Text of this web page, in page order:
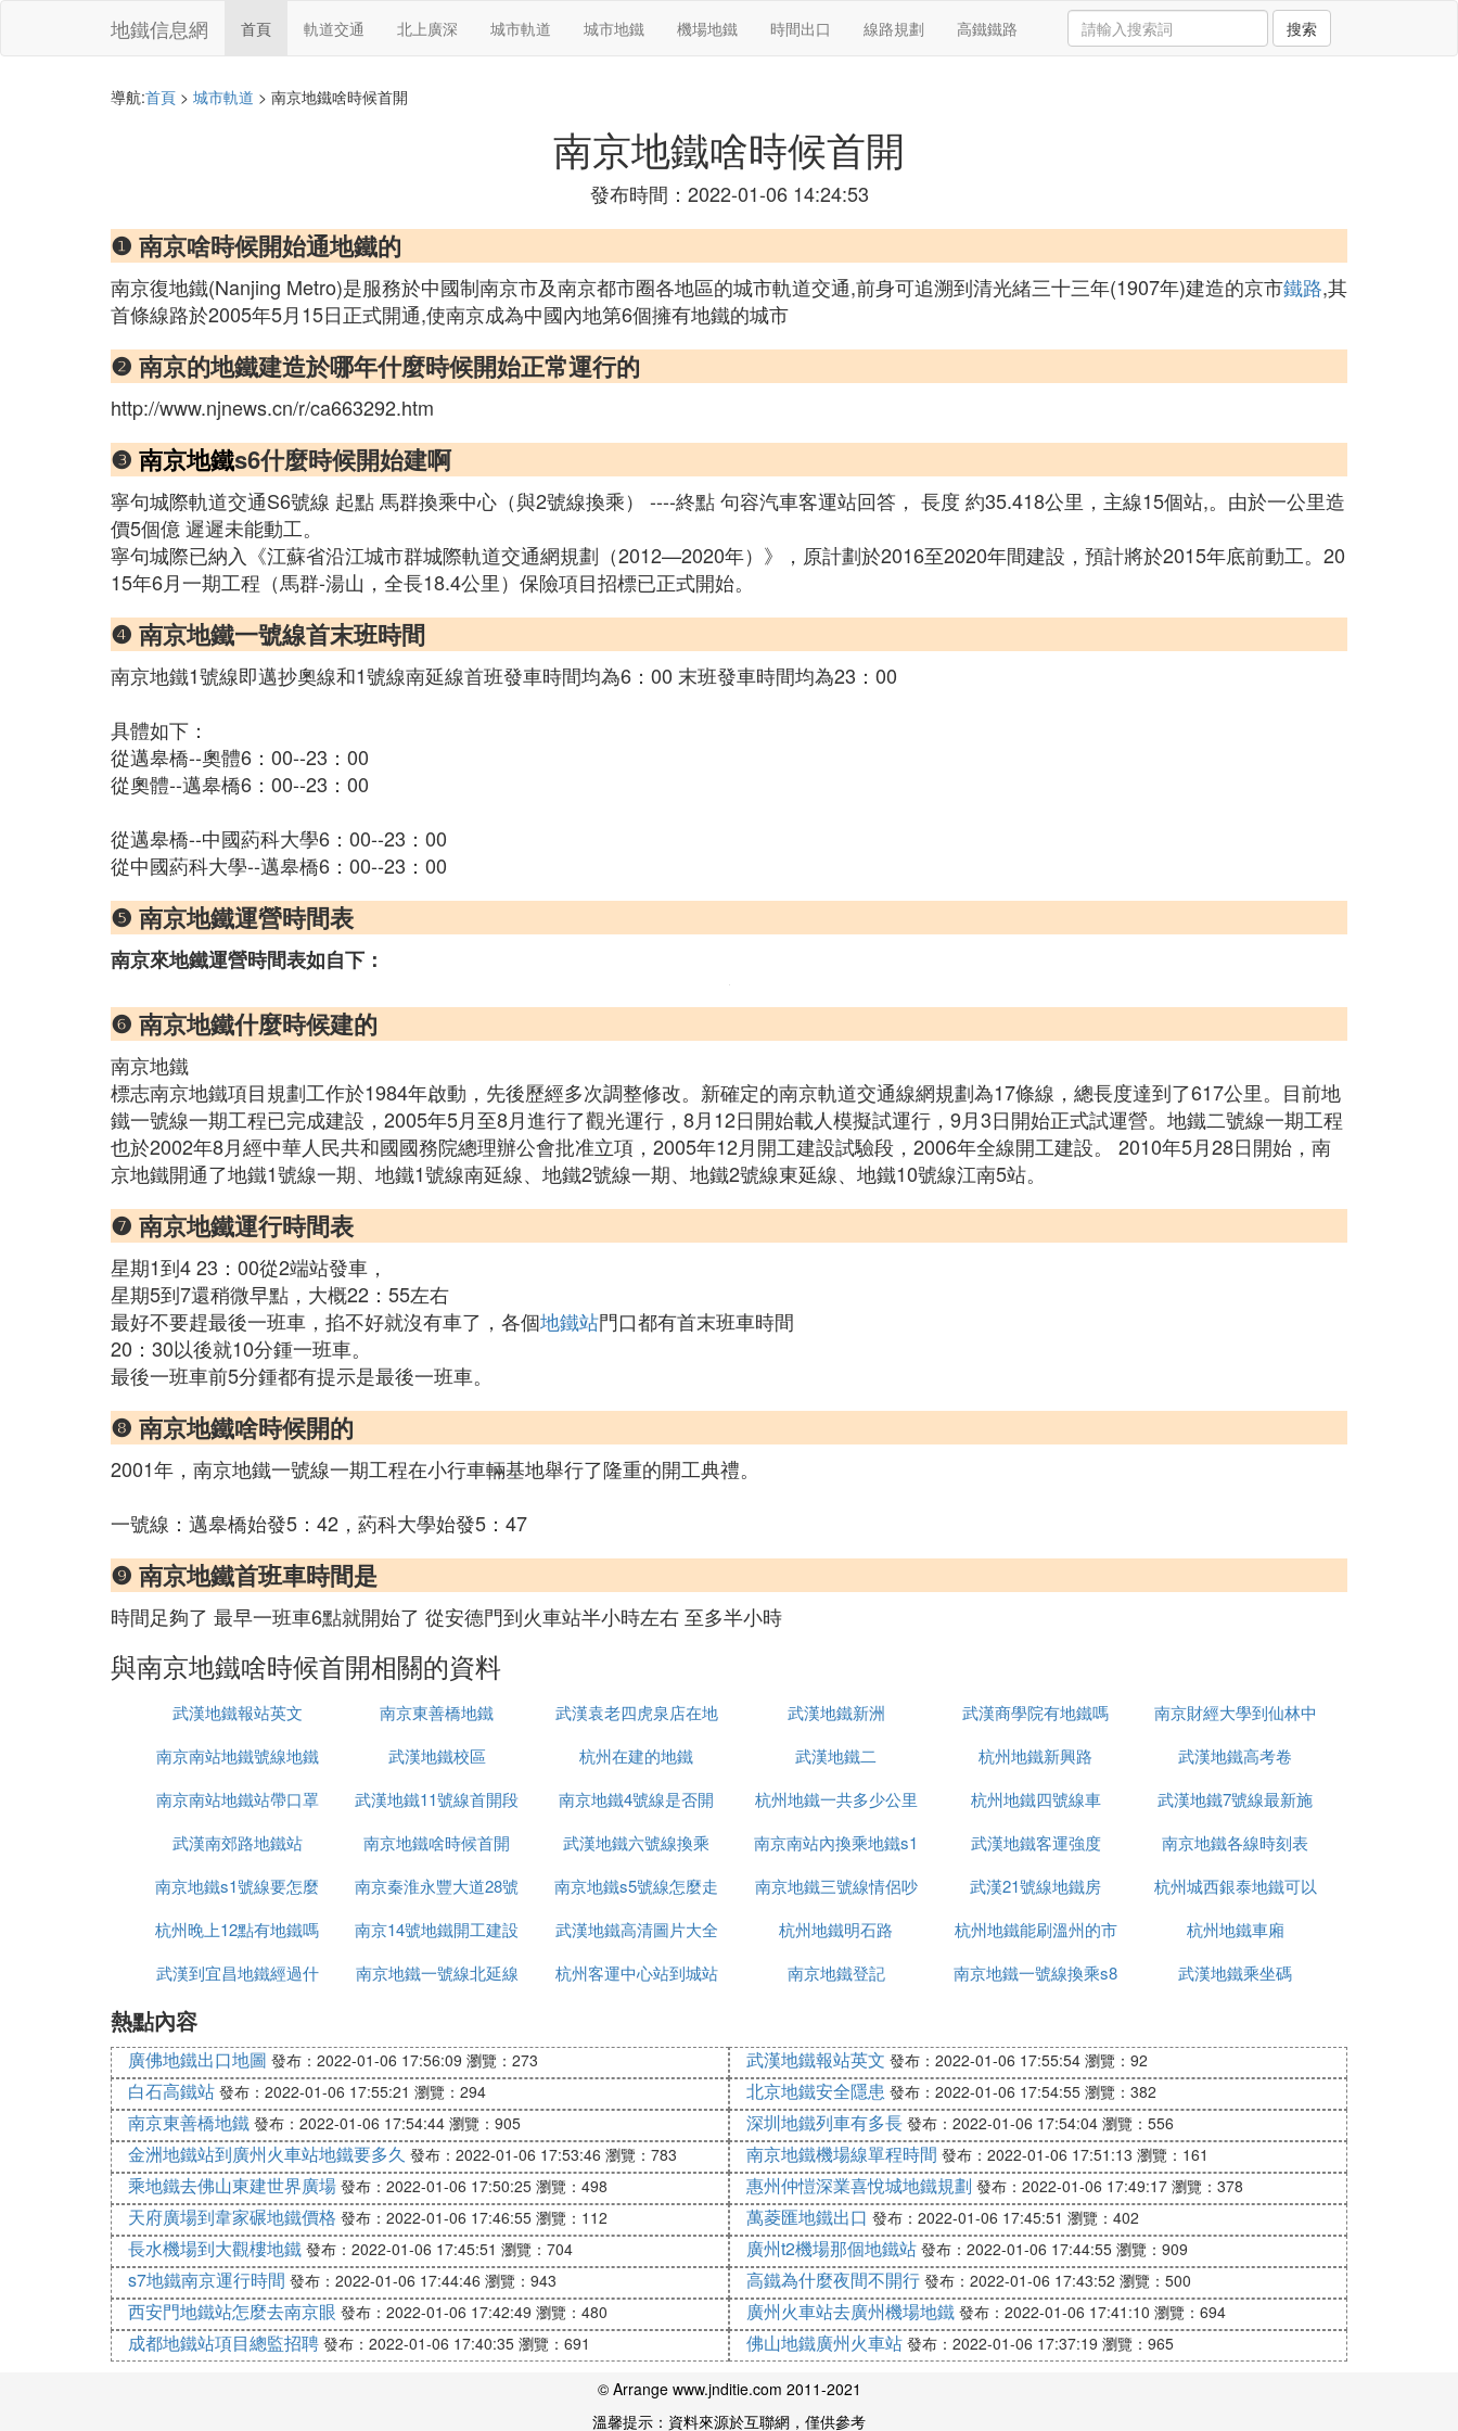
地鐵信息網 首頁 軌道交通 北上廣深 城市軌道 城市地鐵 機場地鐵 時間出口 線路規劃 高鐵鐵路 搜索
導航:首頁 > 城市軌道 > 南京地鐵啥時候首開
南京地鐵啥時候首開
發布時間：2022-01-06 14:24:53
❶ 南京啥時候開始通地鐵的
南京復地鐵(Nanjing Metro)是服務於中國制南京市及南京都市圈各地區的城市軌道交通,前身可追溯到清光緒三十三年(1907年)建造的京市鐵路,其
首條線路於2005年5月15日正式開通,使南京成為中國內地第6個擁有地鐵的城市
❷ 南京的地鐵建造於哪年什麼時候開始正常運行的
http://www.njnews.cn/r/ca663292.htm
❸ 南京地鐵s6什麼時候開始建啊
寧句城際軌道交通S6號線 起點 馬群換乘中心（與2號線換乘） ----終點 句容汽車客運站回答， 長度 約35.418公里，主線15個站,。由於一公里造
價5個億 遲遲未能動工。
寧句城際已納入《江蘇省沿江城市群城際軌道交通網規劃（2012—2020年）》，原計劃於2016至2020年間建設，預計將於2015年底前動工。20
15年6月一期工程（馬群-湯山，全長18.4公里）保險項目招標已正式開始。
❹ 南京地鐵一號線首末班時間
南京地鐵1號線即邁抄奧線和1號線南延線首班發車時間均為6：00 末班發車時間均為23：00
具體如下：
從邁皋橋--奧體6：00--23：00
從奧體--邁皋橋6：00--23：00
從邁皋橋--中國葯科大學6：00--23：00
從中國葯科大學--邁皋橋6：00--23：00
❺ 南京地鐵運營時間表
南京來地鐵運營時間表如自下：
❻ 南京地鐵什麼時候建的
南京地鐵
標志南京地鐵項目規劃工作於1984年啟動，先後歷經多次調整修改。新確定的南京軌道交通線網規劃為17條線，總長度達到了617公里。目前地
鐵一號線一期工程已完成建設，2005年5月至8月進行了觀光運行，8月12日開始載人模擬試運行，9月3日開始正式試運營。地鐵二號線一期工程
也於2002年8月經中華人民共和國國務院總理辦公會批准立項，2005年12月開工建設試驗段，2006年全線開工建設。 2010年5月28日開始，南
京地鐵開通了地鐵1號線一期、地鐵1號線南延線、地鐵2號線一期、地鐵2號線東延線、地鐵10號線江南5站。
❼ 南京地鐵運行時間表
星期1到4 23：00從2端站發車，
星期5到7還稍微早點，大概22：55左右
最好不要趕最後一班車，掐不好就沒有車了，各個地鐵站門口都有首末班車時間
20：30以後就10分鍾一班車。
最後一班車前5分鍾都有提示是最後一班車。
❽ 南京地鐵啥時候開的
2001年，南京地鐵一號線一期工程在小行車輛基地舉行了隆重的開工典禮。
一號線：邁皋橋始發5：42，葯科大學始發5：47
❾ 南京地鐵首班車時間是
時間足夠了 最早一班車6點就開始了 從安德門到火車站半小時左右 至多半小時
與南京地鐵啥時候首開相關的資料
武漢地鐵報站英文 南京東善橋地鐵
武漢袁老四虎泉店在地
鐵站哪裡
武漢地鐵新洲 武漢商學院有地鐵嗎
南京財經大學到仙林中
心地鐵站
南京南站地鐵號線地鐵 武漢地鐵校區 杭州在建的地鐵 武漢地鐵二 杭州地鐵新興路
武漢地鐵高考卷
南京南站地鐵站帶口罩
武漢地鐵11號線首開段
為什麼
南京地鐵4號線是否開
通
杭州地鐵一共多少公里 杭州地鐵四號線車
武漢地鐵7號線最新施
工進展
武漢南郊路地鐵站 南京地鐵啥時候首開 武漢地鐵六號線換乘 南京南站內換乘地鐵s1 武漢地鐵客運強度
南京地鐵各線時刻表
南京地鐵s1號線要怎麼
買票
南京秦淮永豐大道28號
地鐵站在哪裡
南京地鐵s5號線怎麼走
南京地鐵三號線情侶吵
架視頻
武漢21號線地鐵房
杭州城西銀泰地鐵可以
到
杭州晚上12點有地鐵嗎 南京14號地鐵開工建設
武漢地鐵高清圖片大全
圖片大全圖片
杭州地鐵明石路
杭州地鐵能刷溫州的市
民卡嗎
杭州地鐵車廂
武漢到宜昌地鐵經過什
南京地鐵一號線北延線
杭州客運中心站到城站
南京地鐵登記 南京地鐵一號線換乘s8 武漢地鐵乘坐碼
熱點內容
廣佛地鐵出口地圖 發布：2022-01-06 17:56:09 瀏覽：273 武漢地鐵報站英文 發布：2022-01-06 17:55:54 瀏覽：92
白石高鐵站 發布：2022-01-06 17:55:21 瀏覽：294 北京地鐵安全隱患 發布：2022-01-06 17:54:55 瀏覽：382
南京東善橋地鐵 發布：2022-01-06 17:54:44 瀏覽：905 深圳地鐵列車有多長 發布：2022-01-06 17:54:04 瀏覽：556
金洲地鐵站到廣州火車站地鐵要多久 發布：2022-01-06 17:53:46 瀏覽：783 南京地鐵機場線單程時間 發布：2022-01-06 17:51:13 瀏覽：161
乘地鐵去佛山東建世界廣場 發布：2022-01-06 17:50:25 瀏覽：498 惠州仲愷深業喜悅城地鐵規劃 發布：2022-01-06 17:49:17 瀏覽：378
天府廣場到韋家碾地鐵價格 發布：2022-01-06 17:46:55 瀏覽：112 萬菱匯地鐵出口 發布：2022-01-06 17:45:51 瀏覽：402
長水機場到大觀樓地鐵 發布：2022-01-06 17:45:51 瀏覽：704 廣州t2機場那個地鐵站 發布：2022-01-06 17:44:55 瀏覽：909
s7地鐵南京運行時間 發布：2022-01-06 17:44:46 瀏覽：943 高鐵為什麼夜間不開行 發布：2022-01-06 17:43:52 瀏覽：500
西安門地鐵站怎麼去南京眼 發布：2022-01-06 17:42:49 瀏覽：480 廣州火車站去廣州機場地鐵 發布：2022-01-06 17:41:10 瀏覽：694
成都地鐵站項目總監招聘 發布：2022-01-06 17:40:35 瀏覽：691 佛山地鐵廣州火車站 發布：2022-01-06 17:37:19 瀏覽：965
© Arrange www.jnditie.com 2011-2021
溫馨提示：資料來源於互聯網，僅供參考